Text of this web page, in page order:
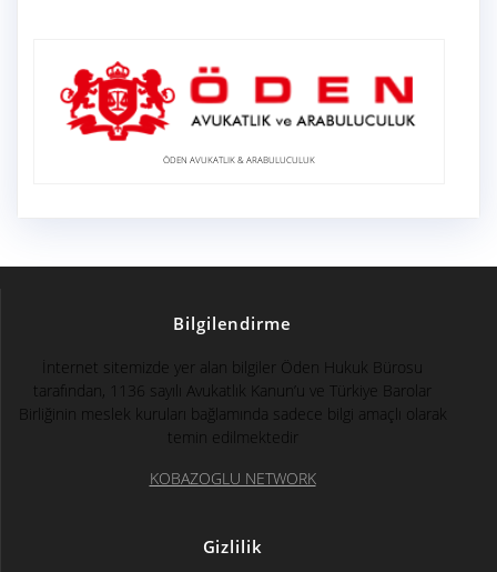
ÖDEN AVUKATLIK & ARABULUCULUK
Bilgilendirme
İnternet sitemizde yer alan bilgiler Öden Hukuk Bürosu
tarafından, 1136 sayılı Avukatlık Kanun’u ve Türkiye Barolar
Birliğinin meslek kuruları bağlamında sadece bilgi amaçlı olarak
temin edilmektedir
KOBAZOGLU NETWORK
Gizlilik